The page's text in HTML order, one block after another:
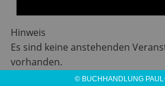
Hinweis
Es sind keine anstehenden
vorhanden.
© BUCHHANDLUNG